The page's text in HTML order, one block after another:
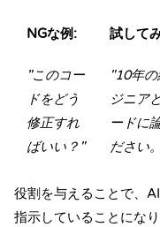
NGな例: 試して
"このコー
ドをどう
修正すれ
ばいい？"
"10年
ジニア
ードに
ださい
役割を与えることで、
指示していることにな